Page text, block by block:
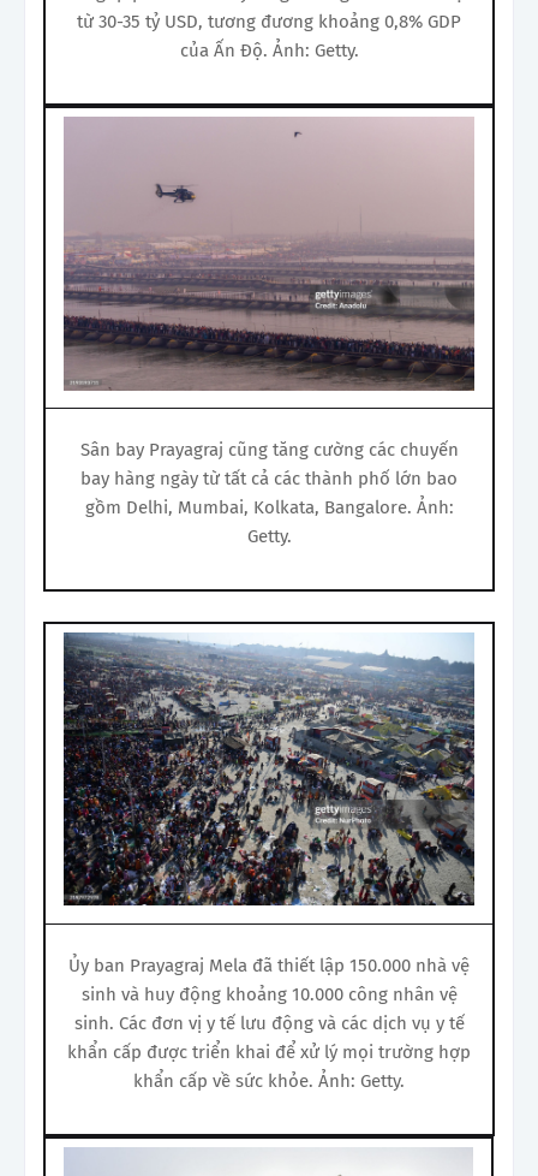
từ 30-35 tỷ USD, tương đương khoảng 0,8% GDP
của Ấn Độ. Ảnh: Getty.
Sân bay Prayagraj cũng tăng cường các chuyến
bay hàng ngày từ tất cả các thành phố lớn bao
gồm Delhi, Mumbai, Kolkata, Bangalore. Ảnh:
Getty.
Ủy ban Prayagraj Mela đã thiết lập 150.000 nhà vệ
sinh và huy động khoảng 10.000 công nhân vệ
sinh. Các đơn vị y tế lưu động và các dịch vụ y tế
khẩn cấp được triển khai để xử lý mọi trường hợp
khẩn cấp về sức khỏe. Ảnh: Getty.